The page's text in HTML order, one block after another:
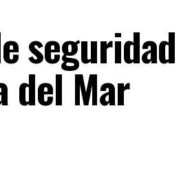
seguridad
del Mar